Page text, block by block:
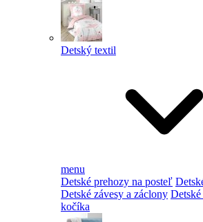
Detský textil
menu
Detské prehozy na posteľ
Detské závesy a záclony
kočíka